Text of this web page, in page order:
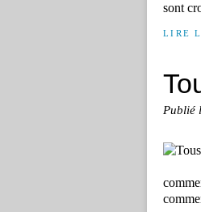
sont
LIRE
Publié